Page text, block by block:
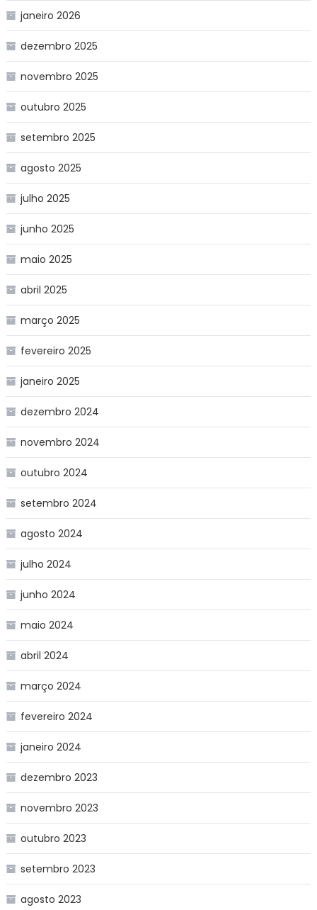
janeiro 2026
dezembro 2025
novembro 2025
outubro 2025
setembro 2025
agosto 2025
julho 2025
junho 2025
maio 2025
abril 2025
março 2025
fevereiro 2025
janeiro 2025
dezembro 2024
novembro 2024
outubro 2024
setembro 2024
agosto 2024
julho 2024
junho 2024
maio 2024
abril 2024
março 2024
fevereiro 2024
janeiro 2024
dezembro 2023
novembro 2023
outubro 2023
setembro 2023
agosto 2023